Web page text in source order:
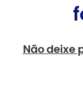
Não deixe